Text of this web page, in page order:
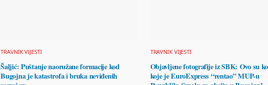
TRAVNIK VIJESTI
Šaljić: Puštanje naoružane formacije kod
Bugojna je katastrofa i bruka neviđenih
TRAVNIK VIJESTI
Objavljene fotografije iz SBK: Ovo su
koje je EuroExpress “rentao” MUP-u